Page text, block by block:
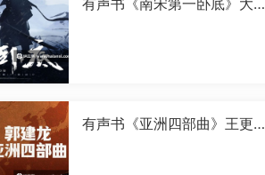
有声书《南宋第一卧底》大斌
有声书《亚洲四部曲》王更新